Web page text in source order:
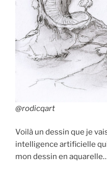
@rodicqart
Voilà un dessin que je
intelligence artificielle
mon dessin en